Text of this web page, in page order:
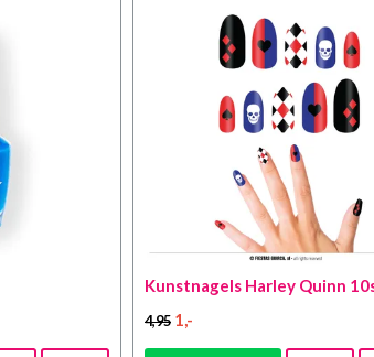
Kunstnagels Harley Quinn
4,95 1,-